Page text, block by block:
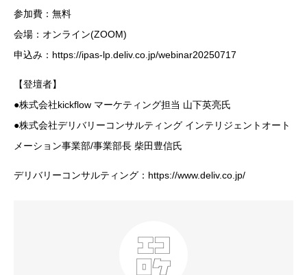
参加費：無料
会場：オンライン(ZOOM)
申込み：https://ipas-lp.deliv.co.jp/webinar20250717
【登壇者】
●株式会社kickflow マーケティング担当 山下英亮氏
●株式会社デリバリーコンサルティング インテリジェントオート
メーション事業部/事業部長 柴田豊信氏
デリバリーコンサルティング：https://www.deliv.co.jp/